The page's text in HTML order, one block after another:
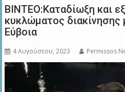
BINTEO:Καταδίωξη και
κυκλώματος
Εύβοια
4 Αυγούστου, 2023 Permissos